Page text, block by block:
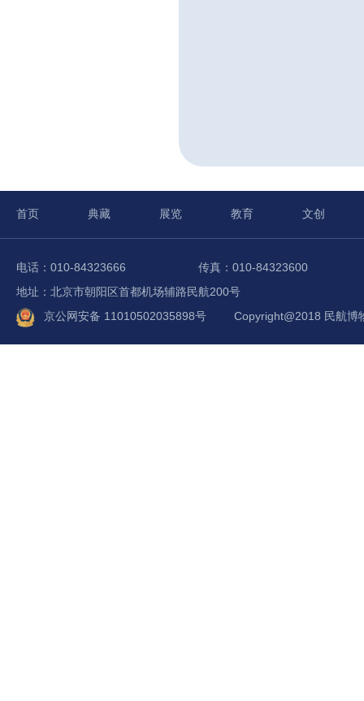
首页 典藏 展览 教育 文创
电话：010-84323666
传真：010-84323600
地址：北京市朝阳区首都机场辅路民航200号
京公网安备 11010502035898号
Copyright@2018 民航博